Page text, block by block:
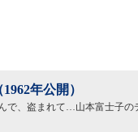
年公開）
で、盗まれて…山本富士子の